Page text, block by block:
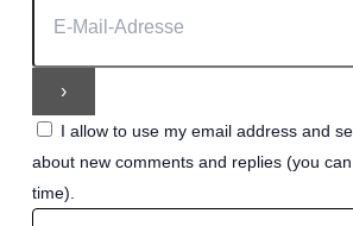
I allow to use my email address and
about new comments and replies (you
time).